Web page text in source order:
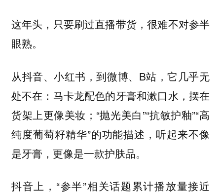
这年头，只要刷过直播带货，很难不对参半
眼熟。
从抖音、小红书，到微博、B站，它几乎无
处不在：马卡龙配色的牙膏和漱口水，摆在
货架上更像美妆；“抛光美白”“抗敏护釉”“高
纯度葡萄籽精华”的功能描述，听起来不像
是牙膏，更像是一款护肤品。
抖音上，“参半”相关话题累计播放量接近